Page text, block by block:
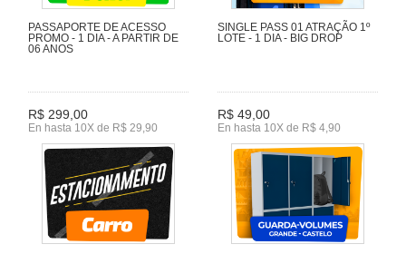
PASSAPORTE DE ACESSO
PROMO - 1 DIA - A PARTIR DE
06 ANOS
R$ 299,00
En hasta 10X de R$ 29,90
SINGLE PASS 01 ATRAÇÃO 1º
LOTE - 1 DIA - BIG DROP
R$ 49,00
En hasta 10X de R$ 4,90